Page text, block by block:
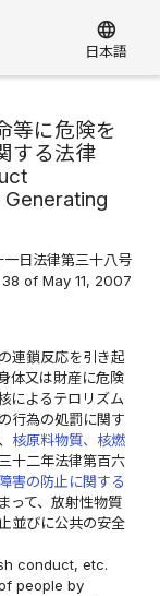
language
日本語
等に危険を
する法律
日法律第三十八号
of May 11, 2007
連鎖反応を引き起
体又は財産に危険
によるテロリズム
行為の処罰に関す
核原料物質、核燃
三十二年法律第百六
害の防止に関する
って、放射性物質
並びに公共の安全
conduct, etc.
people by